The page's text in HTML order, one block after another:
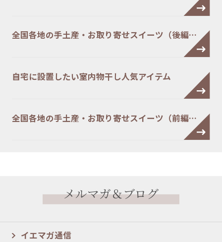
全国各地の手土産・お取り寄せスイーツ（後編…
自宅に設置したい室内物干し人気アイテム
全国各地の手土産・お取り寄せスイーツ（前編…
メルマガ＆ブログ
イエマガ通信